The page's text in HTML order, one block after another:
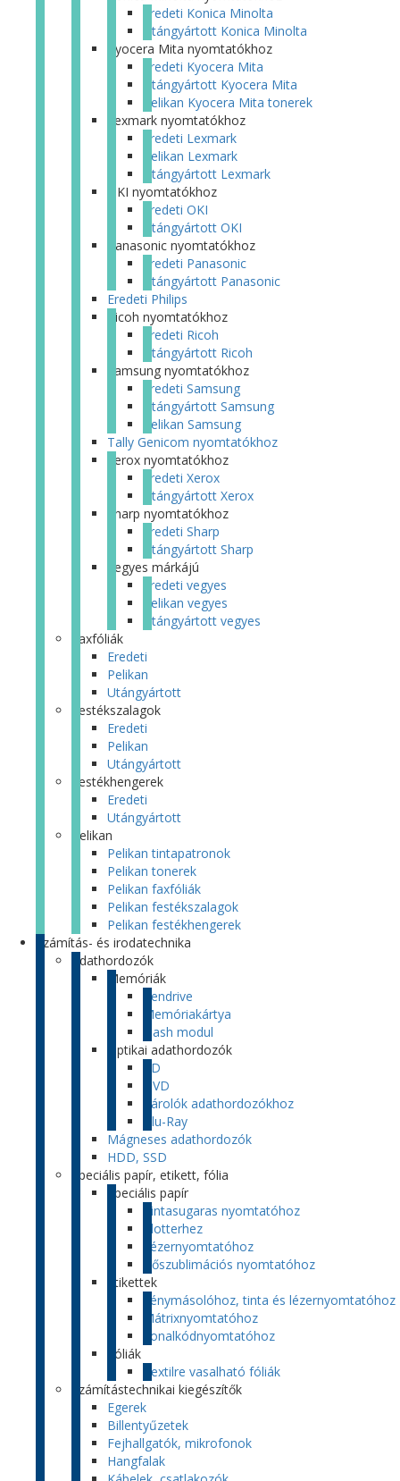
Eredeti Konica Minolta
Utángyártott Konica Minolta
Kyocera Mita nyomtatókhoz
Eredeti Kyocera Mita
Utángyártott Kyocera Mita
Pelikan Kyocera Mita tonerek
Lexmark nyomtatókhoz
Eredeti Lexmark
Pelikan Lexmark
Utángyártott Lexmark
OKI nyomtatókhoz
Eredeti OKI
Utángyártott OKI
Panasonic nyomtatókhoz
Eredeti Panasonic
Utángyártott Panasonic
Eredeti Philips
Ricoh nyomtatókhoz
Eredeti Ricoh
Utángyártott Ricoh
Samsung nyomtatókhoz
Eredeti Samsung
Utángyártott Samsung
Pelikan Samsung
Tally Genicom nyomtatókhoz
Xerox nyomtatókhoz
Eredeti Xerox
Utángyártott Xerox
Sharp nyomtatókhoz
Eredeti Sharp
Utángyártott Sharp
Vegyes márkájú
Eredeti vegyes
Pelikan vegyes
Utángyártott vegyes
Faxfóliák
Eredeti
Pelikan
Utángyártott
Festékszalagok
Eredeti
Pelikan
Utángyártott
Festékhengerek
Eredeti
Utángyártott
Pelikan
Pelikan tintapatronok
Pelikan tonerek
Pelikan faxfóliák
Pelikan festékszalagok
Pelikan festékhengerek
Számítás- és irodatechnika
Adathordozók
Memóriák
Pendrive
Memóriakártya
Flash modul
Optikai adathordozók
CD
DVD
Tárolók adathordozókhoz
Blu-Ray
Mágneses adathordozók
HDD, SSD
Speciális papír, etikett, fólia
Speciális papír
Tintasugaras nyomtatóhoz
Plotterhez
Lézernyomtatóhoz
Hőszublimációs nyomtatóhoz
Etikettek
Fénymásolóhoz, tinta és lézernyomtatóhoz
Mátrixnyomtatóhoz
Vonalkódnyomtatóhoz
Fóliák
Textilre vasalható fóliák
Számítástechnikai kiegészítők
Egerek
Billentyűzetek
Fejhallgatók, mikrofonok
Hangfalak